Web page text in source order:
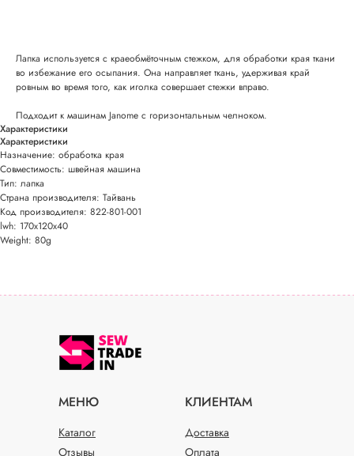
Лапка используется с краеобмёточным стежком, для обработки края ткани
во избежание его осыпания. Она направляет ткань, удерживая край
ровным во время того, как иголка совершает стежки вправо.
Подходит к машинам Janome с горизонтальным челноком.
Характеристики
Характеристики
Назначение: обработка края
Совместимость: швейная машина
Тип: лапка
Страна производителя: Тайвань
Код производителя: 822-801-001
lwh: 170x120x40
Weight: 80g
МЕНЮ КЛИЕНТАМ
Каталог
Доставка
Оплата
Отзывы